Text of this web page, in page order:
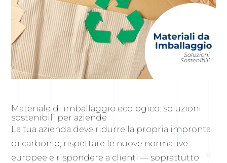
Materiale di imballaggio ecologico: soluzioni
sostenibili per aziende
La tua azienda deve ridurre la propria impronta
di carbonio, rispettare le nuove normative
europee e rispondere a clienti — soprattutto